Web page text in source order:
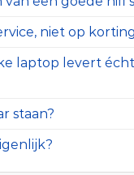
niet op korting
laptop levert
staan?